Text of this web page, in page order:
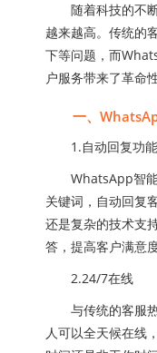
随着科技的不断
越来越高。传统的
下等问题，而
户服务带来了革命
一、
1.自动回复功能
WhatsApp智能
关键词，自动回复
还是复杂的技术支
答，提高客户满意度
2.24/7在线
与传统的客服热
人可以全天候在线